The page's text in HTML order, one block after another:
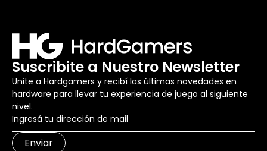
Suscribite a Nuestro Newsletter
Unite a Hardgamers y recibí las últimas novedades en
hardware para llevar tu experiencia de juego al siguiente
nivel.
Enviar